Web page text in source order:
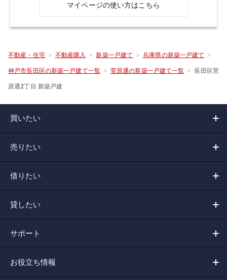
マイページの使い方はこちら
不動産・住宅 不動産購入 新築一戸建て 兵庫県の新築一戸建て
神戸市長田区の新築一戸建て一覧 菅原通の新築一戸建て一覧 長田区菅
原通2丁目 新築戸建
買いたい
売りたい
借りたい
貸したい
サポート
お役立ち情報